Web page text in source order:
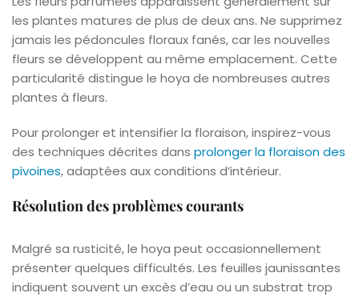
les plantes matures de plus de deux ans. Ne supprimez
jamais les pédoncules floraux fanés, car les nouvelles
fleurs se développent au même emplacement. Cette
particularité distingue le hoya de nombreuses autres
plantes à fleurs.
Pour prolonger et intensifier la floraison, inspirez-vous
des techniques décrites dans prolonger la floraison des
pivoines, adaptées aux conditions d’intérieur.
Résolution des problèmes courants
Malgré sa rusticité, le hoya peut occasionnellement
présenter quelques difficultés. Les feuilles jaunissantes
indiquent souvent un excès d’eau ou un substrat trop